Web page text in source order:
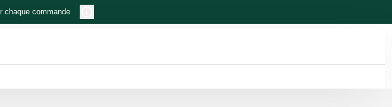
chaque commande